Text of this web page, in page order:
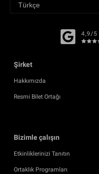
4,9/5
Şirket
Hakkımızda
Resmi Bilet Ortağı
Bizimle çalışın
Etkinliklerinizi Tanıtın
Ortaklık Programları